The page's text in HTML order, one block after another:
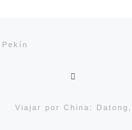
Viajar por China: